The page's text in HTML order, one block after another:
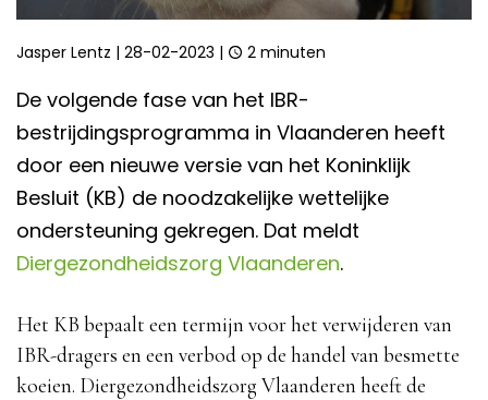
Jasper Lentz | 28-02-2023 | 2 minuten
De volgende fase van het IBR-
bestrijdingsprogramma in Vlaanderen heeft
door een nieuwe versie van het Koninklijk
Besluit (KB) de noodzakelijke wettelijke
ondersteuning gekregen. Dat meldt
Diergezondheidszorg Vlaanderen.
Het KB bepaalt een termijn voor het verwijderen van
IBR-dragers en een verbod op de handel van besmette
koeien. Diergezondheidszorg Vlaanderen heeft de